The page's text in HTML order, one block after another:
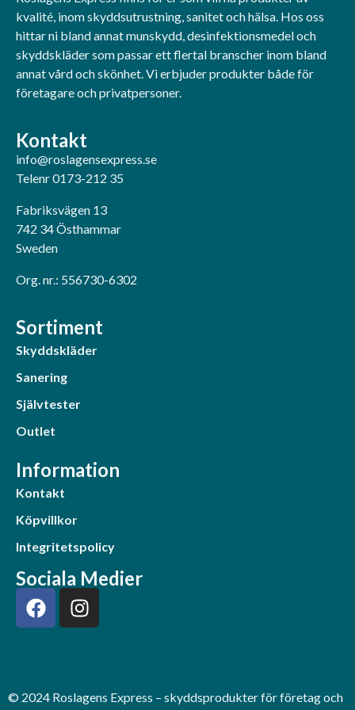
kvalité, inom skyddsutrustning, sanitet och hälsa. Hos oss
hittar ni bland annat munskydd, desinfektionsmedel och
skyddskläder som passar ett flertal branscher inom bland
annat vård och skönhet. Vi erbjuder produkter både för
företagare och privatpersoner.
Kontakt
info@roslagensexpress.se
Telenr 0173-212 35
Fabriksvägen 13
742 34 Östhammar
Sweden
Org. nr.: 556730-6302
Sortiment
Skyddskläder
Sanering
Självtester
Outlet
Information
Kontakt
Köpvillkor
Integritetspolicy
Sociala Medier
© 2024 Roslagens Express – skyddsprodukter för företag och